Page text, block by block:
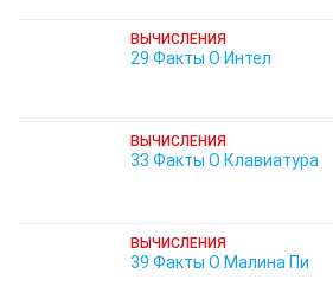
ВЫЧИСЛЕНИЯ
29 Факты О Интел
ВЫЧИСЛЕНИЯ
33 Факты О Клавиатура
ВЫЧИСЛЕНИЯ
39 Факты О Малина Пи